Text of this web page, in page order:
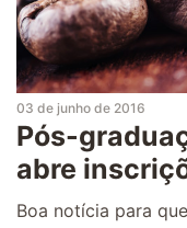
03 de junho de 2016
Pós-
abre
Boa notícia para